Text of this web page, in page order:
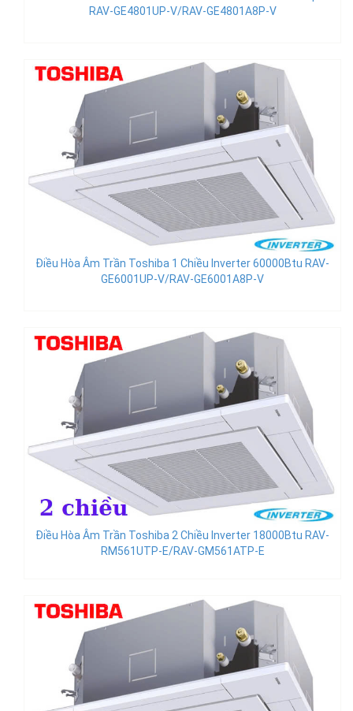
RAV-GE4801UP-V/RAV-GE4801A8P-V
Điều Hòa Âm Trần Toshiba 1 Chiều Inverter 60000Btu RAV-
GE6001UP-V/RAV-GE6001A8P-V
Điều Hòa Âm Trần Toshiba 2 Chiều Inverter 18000Btu RAV-
RM561UTP-E/RAV-GM561ATP-E